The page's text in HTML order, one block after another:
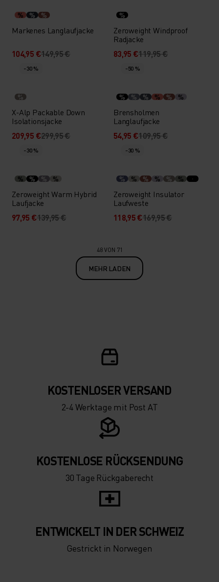
% % %
Markenes Langlaufjacke
104,95 €149,95 €
%
Zeroweight Windproof
Radjacke
83,95 €119,95 €
-30 %
%
X-Alp Packable Down
Isolationsjacke
209,95 €299,95 €
-50 %
% % % % % %
Brensholmen
Langlaufjacke
54,95 €109,95 €
-30 %
% % % %
Zeroweight Warm Hybrid
Laufjacke
97,95 €139,95 €
-30 %
% % % % % %
Zeroweight Insulator
Laufweste
118,95 €169,95 €
48 VON 71
MEHR LADEN
KOSTENLOSER VERSAND
2-4 Werktage mit Post AT
KOSTENLOSE RÜCKSENDUNG
30 Tage Rückgaberecht
ENTWICKELT IN DER SCHWEIZ
Gestrickt in Norwegen